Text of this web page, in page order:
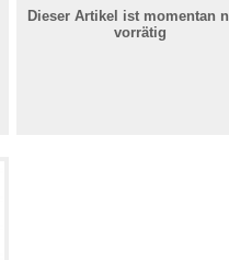
Dieser Artikel ist momentan
vorrätig